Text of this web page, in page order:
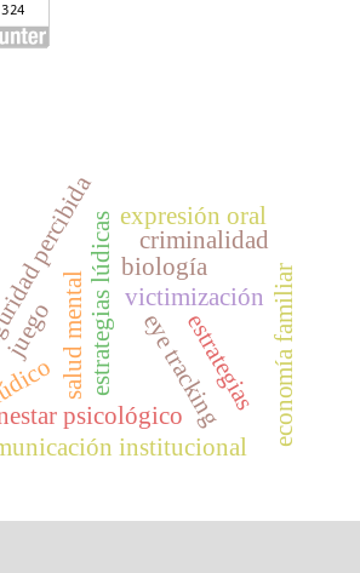
criminalidad
salud mental victimización
psicológico
estrategias lúdicas expresión oral
eye tracking
institucional
biología
juego estrategias economía familiar